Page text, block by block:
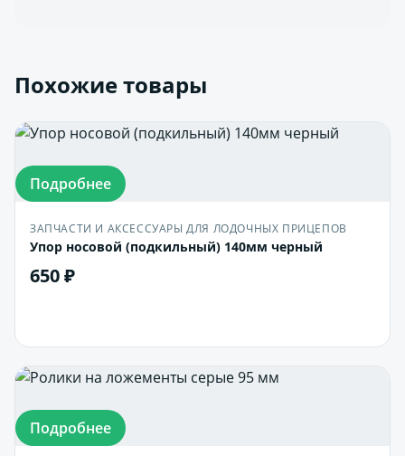
Похожие товары
Подробнее
ЗАПЧАСТИ И АКСЕССУАРЫ ДЛЯ ЛОДОЧНЫХ ПРИЦЕПОВ
Упор носовой (подкильный) 140мм черный
650 ₽
Подробнее